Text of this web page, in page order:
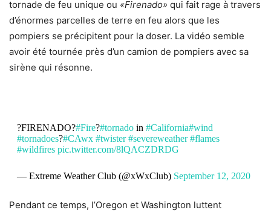
tornade de feu unique ou «Firenado» qui fait rage à travers
d’énormes parcelles de terre en feu alors que les
pompiers se précipitent pour la doser. La vidéo semble
avoir été tournée près d’un camion de pompiers avec sa
sirène qui résonne.
?FIRENADO?#Fire?️#tornadoin #California#wind
#tornadoes?#CAwx #twister #severeweather #flames
#wildfires pic.twitter.com/8lQACZDRDG
— Extreme Weather Club (@xWxClub) September 12, 2020
Pendant ce temps, l’Oregon et Washington luttent